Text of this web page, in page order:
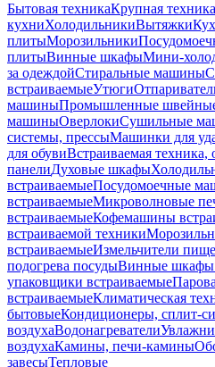
Бытовая техникаКрупная
кухниХолодильникиВытяжки
плитыМорозильники
плитыВинные шкафыМини-
за одеждойСтиральные машины
встраиваемыеУтюги
машиныПромышленные
машиныОверлокиСушильные
системы, прессыМашинки для
для обувиВстраиваемая техника,
панелиДуховые шкафы
встраиваемыеПосудомоечные
встраиваемыеМикроволновые
встраиваемыеКофемашины
встраиваемой техники
встраиваемыеИзмельчители
подогрева посудыВинные шкафы
упаковщики встраиваемые
встраиваемыеКлиматическая
бытовыеКондиционеры, сплит-
воздухаВодонагреватели
воздухаКамины, печи-камины
завесыТепловые